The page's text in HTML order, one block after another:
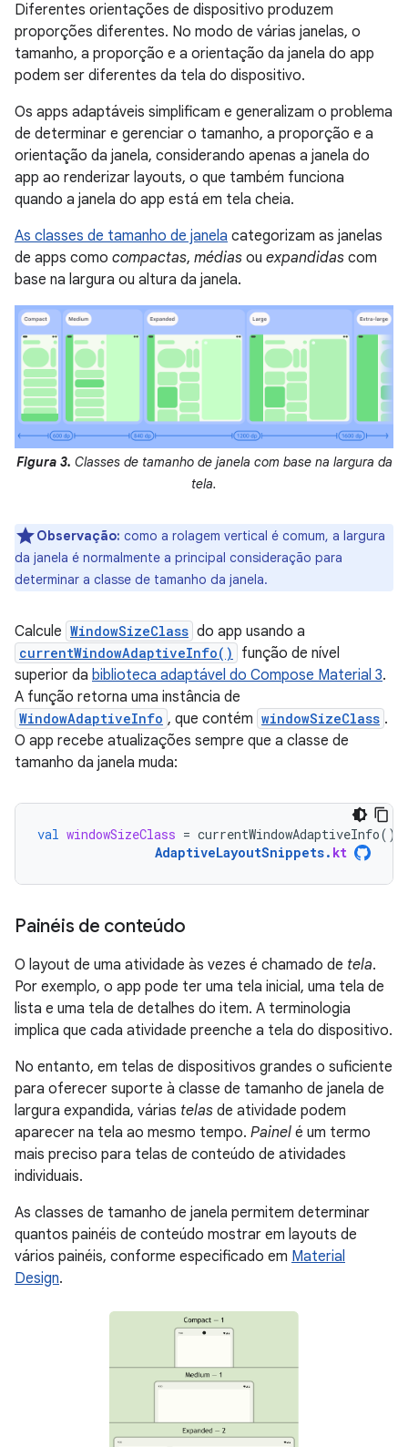
Diferentes orientações de dispositivo produzem
proporções diferentes. No modo de várias janelas, o
tamanho, a proporção e a orientação da janela do app
podem ser diferentes da tela do dispositivo.
Os apps adaptáveis simplificam e generalizam o problema
de determinar e gerenciar o tamanho, a proporção e a
orientação da janela, considerando apenas a janela do
app ao renderizar layouts, o que também funciona
quando a janela do app está em tela cheia.
As classes de tamanho de janela categorizam as janelas
de apps como compactas, médias ou expandidas com
base na largura ou altura da janela.
Figura 3. Classes de tamanho de janela com base na largura da
tela.
Observação: como a rolagem vertical é comum, a largura
da janela é normalmente a principal consideração para
determinar a classe de tamanho da janela.
Calcule WindowSizeClass do app usando a
currentWindowAdaptiveInfo()
função de nível
superior da biblioteca adaptável do Compose Material 3.
A função retorna uma instância de
WindowAdaptiveInfo , que contém windowSizeClass .
O app recebe atualizações sempre que a classe de
tamanho da janela muda:
val windowSizeClass = currentWindowAdaptiveInfo().
AdaptiveLayoutSnippets. kt
Painéis de conteúdo
O layout de uma atividade às vezes é chamado de tela.
Por exemplo, o app pode ter uma tela inicial, uma tela de
lista e uma tela de detalhes do item. A terminologia
implica que cada atividade preenche a tela do dispositivo.
No entanto, em telas de dispositivos grandes o suficiente
para oferecer suporte à classe de tamanho de janela de
largura expandida, várias telas de atividade podem
aparecer na tela ao mesmo tempo. Painel é um termo
mais preciso para telas de conteúdo de atividades
individuais.
As classes de tamanho de janela permitem determinar
quantos painéis de conteúdo mostrar em layouts de
vários painéis, conforme especificado em Material
Design.